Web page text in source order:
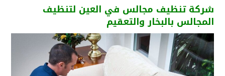
شركة تنظيف مجالس في العين لتنظيف
المجالس بالبخار والتعقيم